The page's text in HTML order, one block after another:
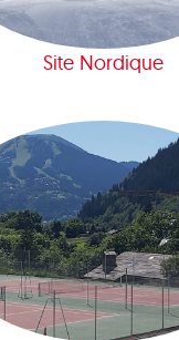
Site Nordique